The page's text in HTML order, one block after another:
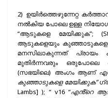
2) ഉയിർത്തെഴുന്നേറ്റ
നൽകിയ പോലെ ഉള്ള
“ആടുകളെ മേയിക്കുക”;
ആടുകളെയും
മനസിലാകുന്നത്
മുതിർന്നവരും ഒരുപോലെ
(സഭയിലെ) അംഗം ആണ്
കുഞ്ഞാടുകളെ മേയിക്കുക”
Lambs] ); “ v16 “എൻ്റെ